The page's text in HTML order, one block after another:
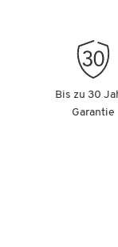
Bis zu 30
Garantie